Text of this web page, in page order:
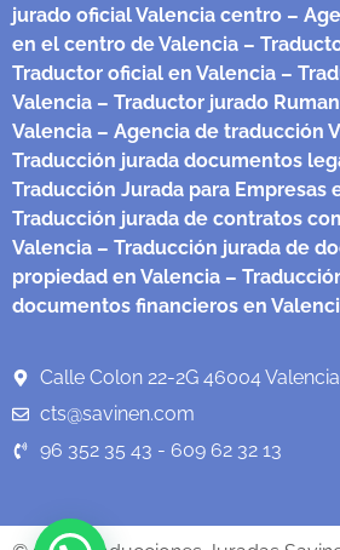
jurado oficial Valencia centro –
en el centro de Valencia –
Traductor oficial en Valencia –
Valencia – Traductor jurado
Valencia – Agencia de traducción
Traducción jurada documentos
Traducción Jurada para Empresas
Traducción jurada de contratos
Valencia – Traducción jurada de
propiedad en Valencia –
documentos financieros en
Calle Colon 22-2G 46004 Valencia
cts@savinen.com
96 352 35 43 - 609 62 32 13